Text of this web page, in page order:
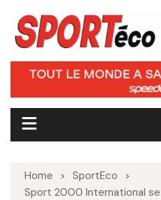
content
Home
SportEco
Sport 2000 International